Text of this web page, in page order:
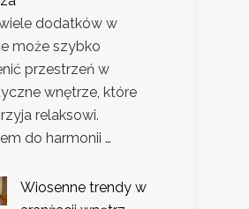
dodatków w
może szybko
przestrzeń w
wnętrze, które
relaksowi.
do harmonii …
Wiosenne trendy w